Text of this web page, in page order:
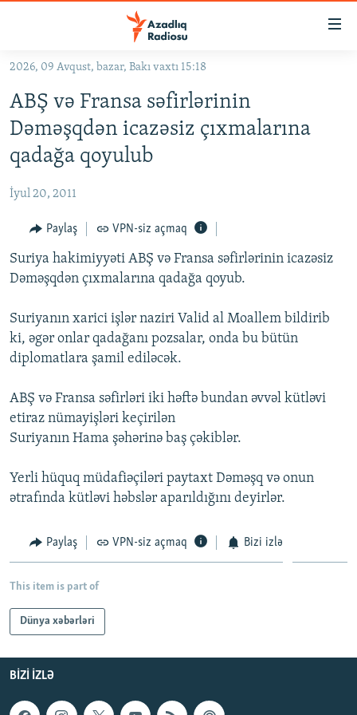
Əsas
qayıt
Əsas
naviqasiyaya
qayıt
Axtarışa
keç
#İZAHLA
KORRUPSIOMETR
#ƏSLINDƏ
FƏRQƏ BAX
QANUNI DOĞRU
ARAŞDIRMA
MULTIMEDIA
VIDEO
FOTOQALEREYA
KARIKATURA
RADIO ARXIV
OXU ZALI
İSLAM VƏ DEMOKRATIYA
İZ - MƏDƏNIYYƏT PROQRAMI
HAQQIMIZDA
PEŞƏ ETIKASI VƏ JURNALISTIKA STANDARTLARIMIZ
MATERIALLARIMIZDAN ISTIFADƏ
BIZIMLƏ ƏLAQƏ
2026, 09 Avqust, bazar, Bakı vaxtı 15:18
ABŞ və Fransa səfirlərinin
Dəməşqdən icazəsiz çıxmalarına
qadağa qoyulub
İyul 20, 2011
Paylaş VPN-siz açmaq
Suriya hakimiyyəti ABŞ və Fransa səfirlərinin icazəsiz
Dəməşqdən çıxmalarına qadağa qoyub.
Suriyanın xarici işlər naziri Valid al Moallem bildirib
ki, əgər onlar qadağanı pozsalar, onda bu bütün
diplomatlara şamil ediləcək.
ABŞ və Fransa səfirləri iki həftə bundan əvvəl kütləvi
etiraz nümayişləri keçirilən
Suriyanın Hama şəhərinə baş çəkiblər.
Yerli hüquq müdafiəçiləri paytaxt Dəməşq və onun
ətrafında kütləvi həbslər aparıldığını deyirlər.
Paylaş VPN-siz açmaq Bizi izlə
This item is part of
Dünya xəbərləri
BIZI IZLƏ